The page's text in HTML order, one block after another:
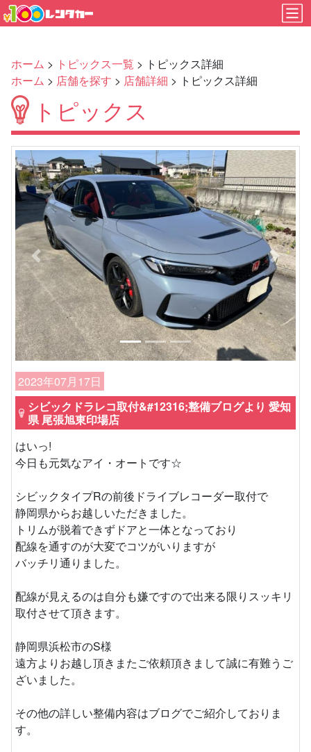
ホーム > トピックス一覧 > トピックス詳細
ホーム > 店舗を探す > 店舗詳細 > トピックス詳細
トピックス
Previous Next
2023年07月17日
シビックドラレコ取付&#12316;整備ブログより 愛知
県 尾張旭東印場店
はいっ!
今日も元気なアイ・オートです☆
シビックタイプRの前後ドライブレコーダー取付で
静岡県からお越しいただきました。
トリムが脱着できずドアと一体となっており
配線を通すのが大変でコツがいりますが
バッチリ通りました。
配線が見えるのは自分も嫌ですので出来る限りスッキリ
取付させて頂きます。
静岡県浜松市のS様
遠方よりお越し頂きまたご依頼頂きまして誠に有難うご
ざいました。
その他の詳しい整備内容はブログでご紹介しておりま
す。